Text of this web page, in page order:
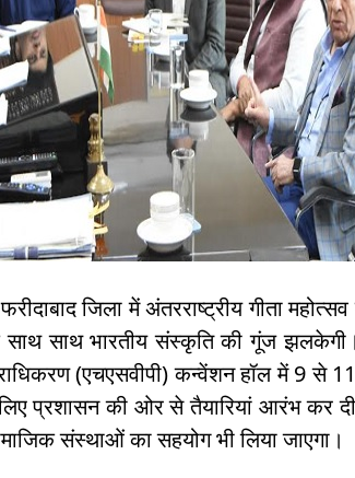
जिला में अंतरराष्ट्रीय गीता
साथ भारतीय संस्कृति की गूंज
(एचएसवीपी) कन्वेंशन हॉल में 9 से
प्रशासन की ओर से तैयारियां आरंभ कर
संस्थाओं का सहयोग भी लिया जाएगा।